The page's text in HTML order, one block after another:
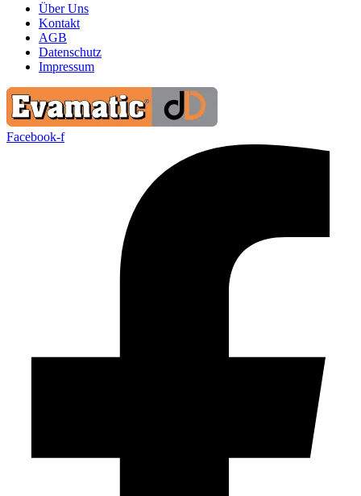
Über Uns
Kontakt
AGB
Datenschutz
Impressum
Facebook-f